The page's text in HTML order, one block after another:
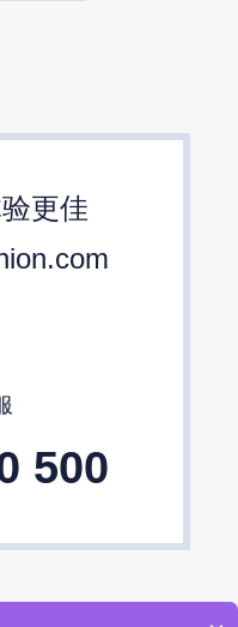
更佳
500